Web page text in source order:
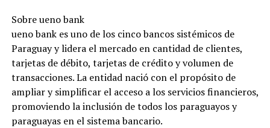
Sobre ueno bank
ueno bank es uno de los cinco bancos sistémicos de
Paraguay y lidera el mercado en cantidad de clientes,
tarjetas de débito, tarjetas de crédito y volumen de
transacciones. La entidad nació con el propósito de
ampliar y simplificar el acceso a los servicios financieros,
promoviendo la inclusión de todos los paraguayos y
paraguayas en el sistema bancario.